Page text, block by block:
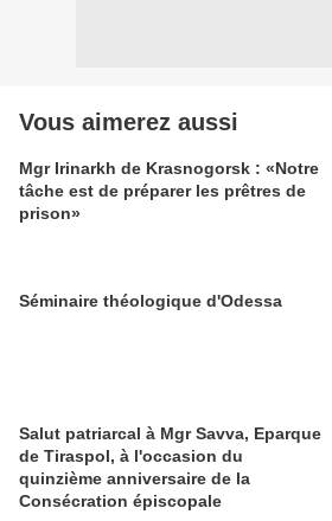
Vous aimerez aussi
Mgr Irinarkh de Krasnogorsk : «Notre
tâche est de préparer les prêtres de
prison»
Séminaire théologique d'Odessa
Salut patriarcal à Mgr Savva, Eparque
de Tiraspol, à l'occasion du
quinzième anniversaire de la
Consécration épiscopale